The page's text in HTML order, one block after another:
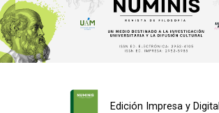
Edición Impresa y Digital